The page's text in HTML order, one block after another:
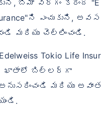
బీమా వర్గం క్రింద "E
ఎంచుకుని, అవస
మరియు చెల్లించండి.
Edelweiss Tokio Life Insur
ఖాతాలో బిల్లర్‌గా
మరియు అవాంత